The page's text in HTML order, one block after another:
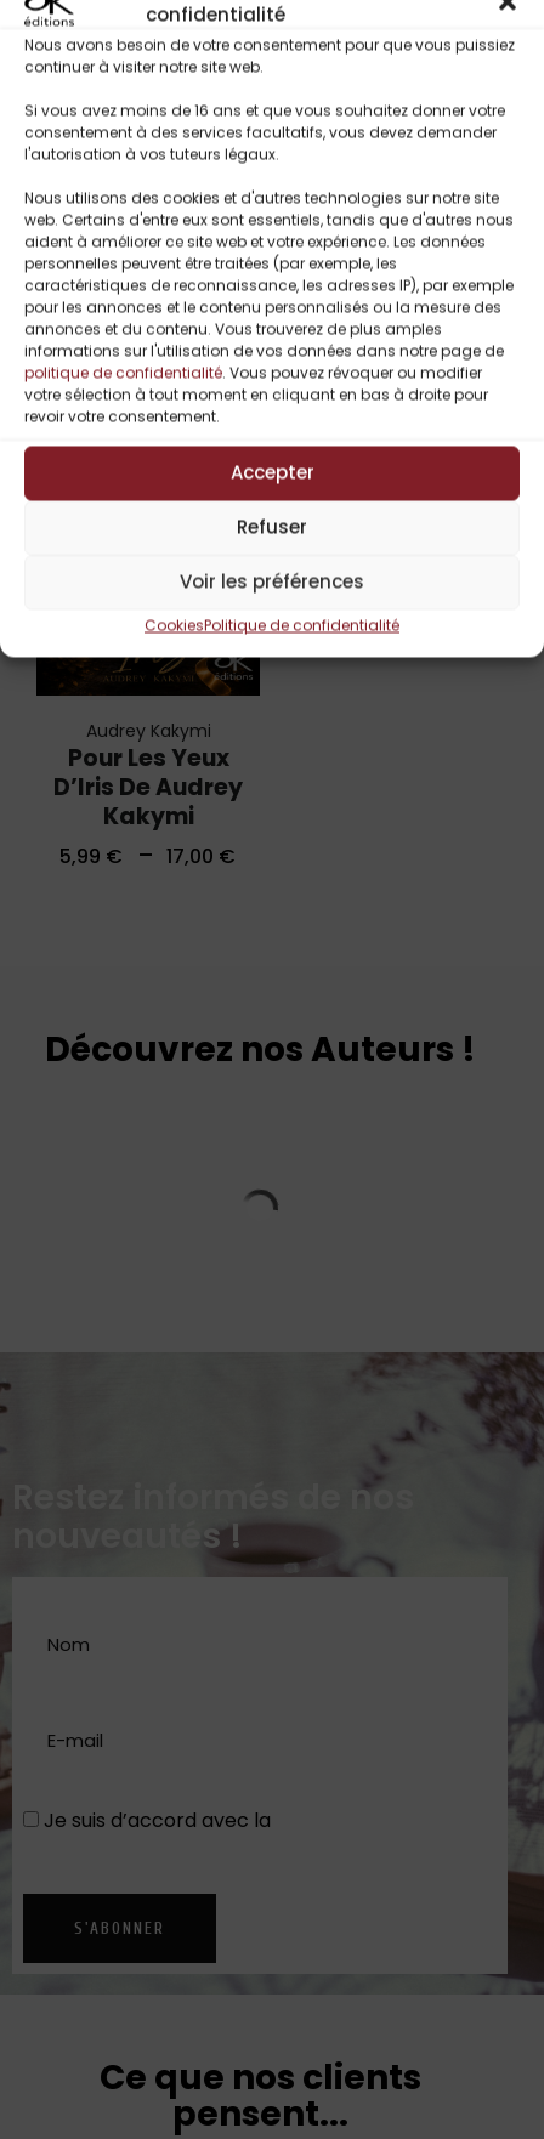
confidentialité
Nous avons besoin de votre consentement pour que vous puissiez
continuer à visiter notre site web.
Si vous avez moins de 16 ans et que vous souhaitez donner votre
consentement à des services facultatifs, vous devez demander
l'autorisation à vos tuteurs légaux.
Nous utilisons des cookies et d'autres technologies sur notre site
web. Certains d'entre eux sont essentiels, tandis que d'autres nous
aident à améliorer ce site web et votre expérience. Les données
personnelles peuvent être traitées (par exemple, les
caractéristiques de reconnaissance, les adresses IP), par exemple
pour les annonces et le contenu personnalisés ou la mesure des
annonces et du contenu. Vous trouverez de plus amples
informations sur l'utilisation de vos données dans notre page de
politique de confidentialité. Vous pouvez révoquer ou modifier
votre sélection à tout moment en cliquant en bas à droite pour
revoir votre consentement.
Accepter
Refuser
Voir les préférences
CookiesPolitique de confidentialité
Tropes :
Survivante de violences conjugales
Reconstruction personnelle
Nouvelle chance en amour
Passé qui rattrape l’héroïne
Suspense psychologique / danger latent
Titres Similaires
Pour Les Yeux
D’Iris De Audrey
Kakymi
Audrey Kakymi
5,99 € – 17,00 €
Découvrez nos Auteurs !
Restez informés de nos
nouveautés !
Je suis d’accord avec la
S'ABONNER
Ce que nos clients
pensent...